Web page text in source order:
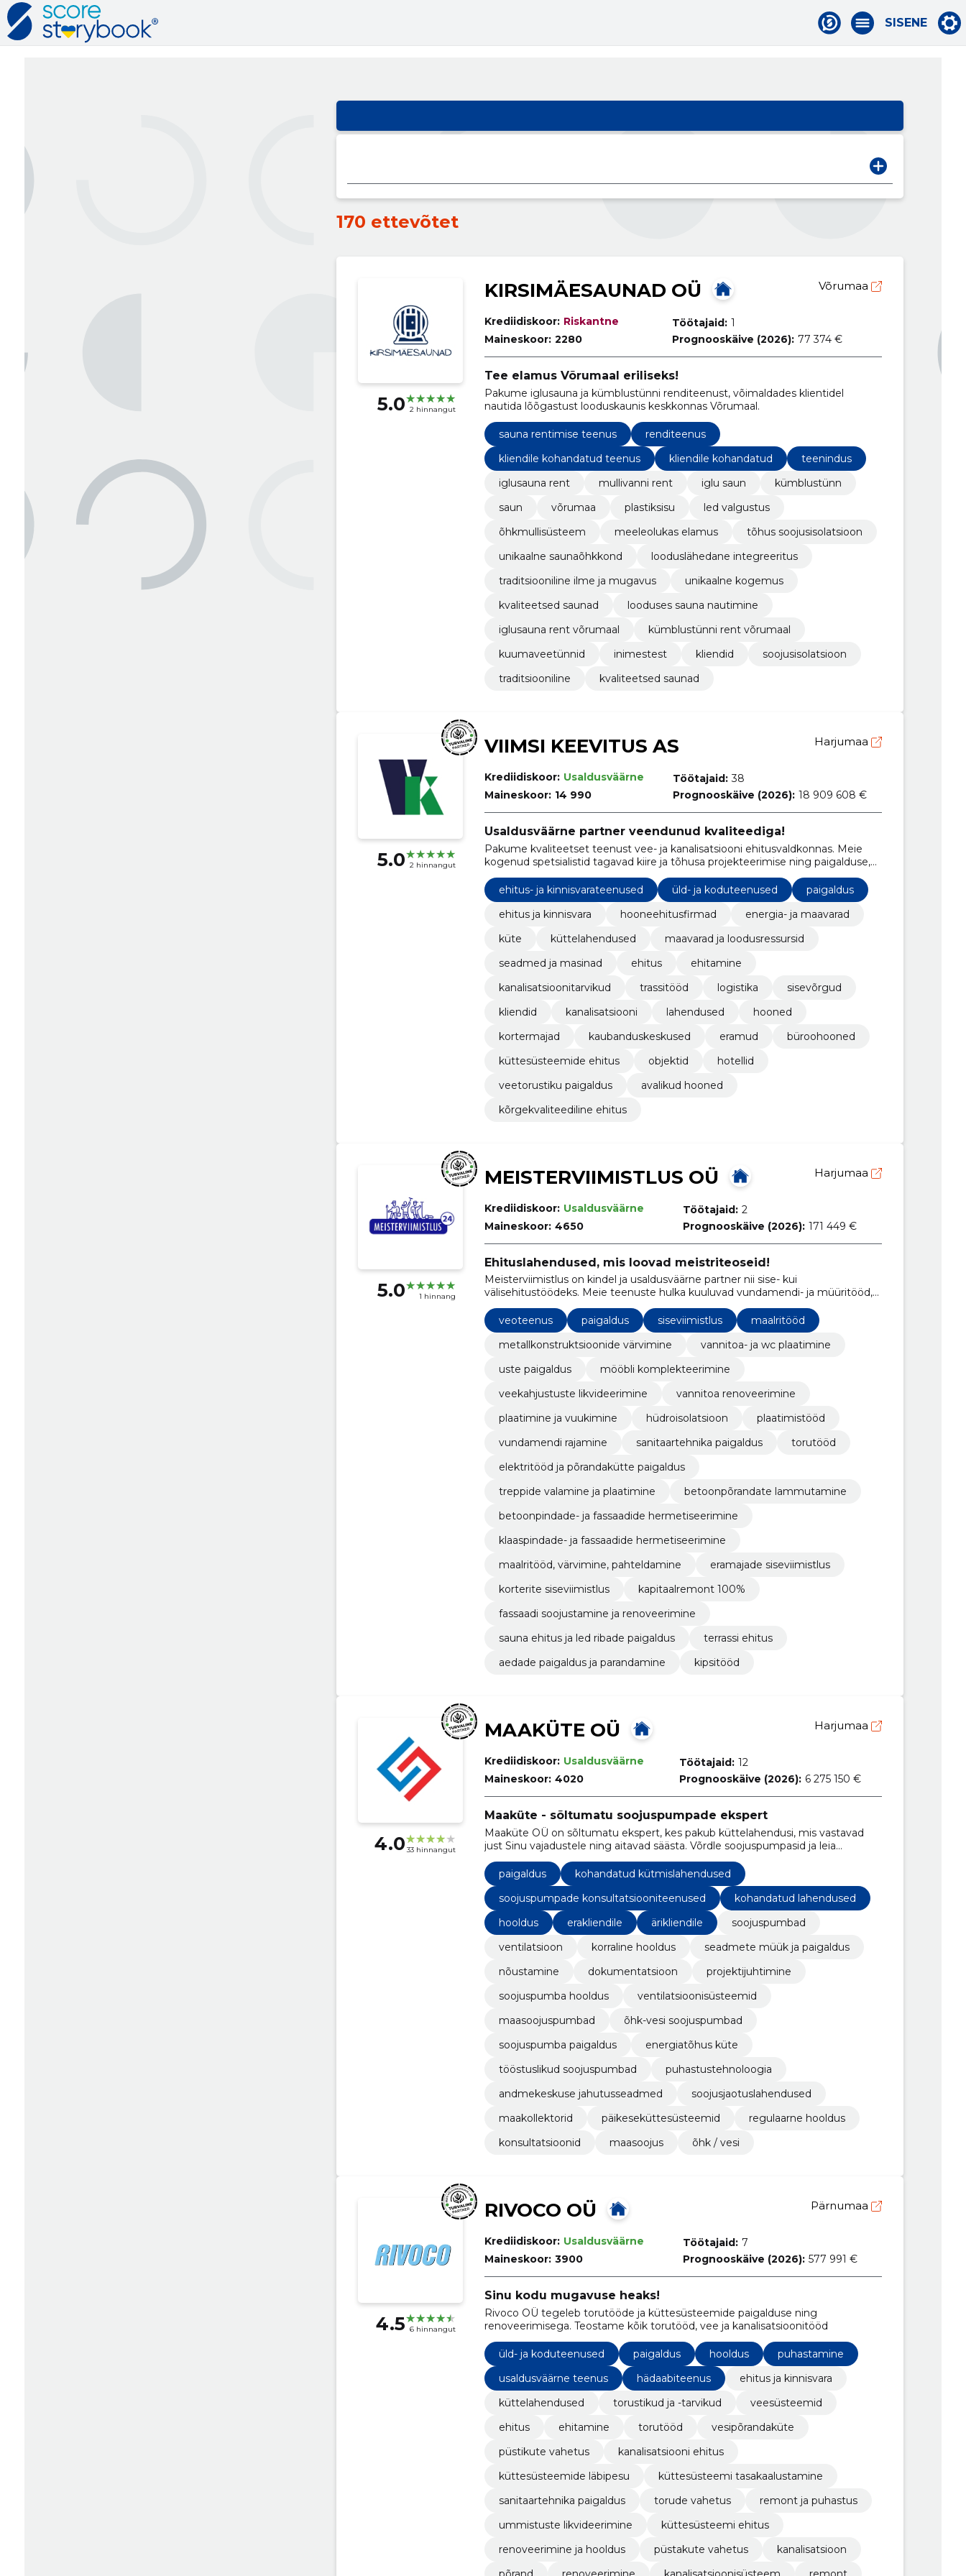
SISENE
170 ettevõtet
5.0 2 hinnangut
KIRSIMÄESAUNAD OÜ Võrumaa
Krediidiskoor: Riskantne
Maineskoor: 2280
Töötajaid: 1
Prognooskäive (2026): 77 374 €
Tee elamus Võrumaal eriliseks!
Pakume iglusauna ja kümblustünni renditeenust, võimaldades klientidel
nautida lõõgastust looduskaunis keskkonnas Võrumaal.
sauna rentimise teenus
renditeenus
kliendile kohandatud teenus
kliendile kohandatud
teenindus
iglusauna rent
mullivanni rent iglu saun
kümblustünn
saun
võrumaa plastiksisu
led valgustus
õhkmullisüsteem
meeleolukas elamus
tõhus soojusisolatsioon
unikaalne saunaõhkkond
looduslähedane integreeritus
traditsiooniline ilme ja mugavus
unikaalne kogemus
kvaliteetsed saunad
looduses sauna nautimine
iglusauna rent võrumaal
kümblustünni rent võrumaal
kuumaveetünnid
inimestest kliendid
soojusisolatsioon
traditsiooniline
kvaliteetsed saunad
5.0 2 hinnangut
VIIMSI KEEVITUS AS Harjumaa
Krediidiskoor: Usaldusväärne
Maineskoor: 14 990
Töötajaid: 38
Prognooskäive (2026): 18 909 608 €
Usaldusväärne partner veendunud kvaliteediga!
Pakume kvaliteetset teenust vee- ja kanalisatsiooni ehitusvaldkonnas. Meie
kogenud spetsialistid tagavad kiire ja tõhusa projekteerimise ning paigalduse,
ehitus- ja kinnisvarateenused
üld- ja koduteenused
paigaldus
ehitus ja kinnisvara
hooneehitusfirmad
energia- ja maavarad
küte
küttelahendused
maavarad ja loodusressursid
seadmed ja masinad
ehitus
ehitamine
kanalisatsioonitarvikud
trassitööd logistika
sisevõrgud
kliendid
kanalisatsiooni lahendused
hooned
kortermajad
kaubanduskeskused eramud
büroohooned
küttesüsteemide ehitus
objektid
hotellid
veetorustiku paigaldus
avalikud hooned
kõrgekvaliteediline ehitus
5.0 1 hinnang
MEISTERVIIMISTLUS OÜ Harjumaa
Krediidiskoor: Usaldusväärne
Maineskoor: 4650
Töötajaid: 2
Prognooskäive (2026): 171 449 €
Ehituslahendused, mis loovad meistriteoseid!
Meisterviimistlus on kindel ja usaldusväärne partner nii sise- kui
välisehitustöödeks. Meie teenuste hulka kuuluvad vundamendi- ja müüritööd,
siseviimistlustööd ja parketipaigaldus. Meie professionaalne tiim tagab
tipptasemel töö ja klientide rahulolu.
veoteenus paigaldus siseviimistlus
maalritööd
metallkonstruktsioonide värvimine
vannitoa- ja wc plaatimine
uste paigaldus
mööbli komplekteerimine
veekahjustuste likvideerimine
vannitoa renoveerimine
plaatimine ja vuukimine
hüdroisolatsioon
plaatimistööd
vundamendi rajamine
sanitaartehnika paigaldus
torutööd
elektritööd ja põrandakütte paigaldus
treppide valamine ja plaatimine
betoonpõrandate lammutamine
betoonpindade- ja fassaadide hermetiseerimine
klaaspindade- ja fassaadide hermetiseerimine
maalritööd, värvimine, pahteldamine
eramajade siseviimistlus
korterite siseviimistlus
kapitaalremont 100%
fassaadi soojustamine ja renoveerimine
sauna ehitus ja led ribade paigaldus
terrassi ehitus
aedade paigaldus ja parandamine
kipsitööd
4.0 33 hinnangut
MAAKÜTE OÜ Harjumaa
Krediidiskoor: Usaldusväärne
Maineskoor: 4020
Töötajaid: 12
Prognooskäive (2026): 6 275 150 €
Maaküte - sõltumatu soojuspumpade ekspert
Maaküte OÜ on sõltumatu ekspert, kes pakub küttelahendusi, mis vastavad
just Sinu vajadustele ning aitavad säästa. Võrdle soojuspumpasid ja leia
sobivaim.
paigaldus
kohandatud kütmislahendused
soojuspumpade konsultatsiooniteenused
kohandatud lahendused
hooldus
erakliendile ärikliendile
soojuspumbad
ventilatsioon
korraline hooldus
seadmete müük ja paigaldus
nõustamine
dokumentatsioon
projektijuhtimine
soojuspumba hooldus
ventilatsioonisüsteemid
maasoojuspumbad
õhk-vesi soojuspumbad
soojuspumba paigaldus
energiatõhus küte
tööstuslikud soojuspumbad
puhastustehnoloogia
andmekeskuse jahutusseadmed
soojusjaotuslahendused
maakollektorid
päikeseküttesüsteemid
regulaarne hooldus
konsultatsioonid
maasoojus õhk / vesi
4.5 6 hinnangut
RIVOCO OÜ Pärnumaa
Krediidiskoor: Usaldusväärne
Maineskoor: 3900
Töötajaid: 7
Prognooskäive (2026): 577 991 €
Sinu kodu mugavuse heaks!
Rivoco OÜ tegeleb torutööde ja küttesüsteemide paigalduse ning
renoveerimisega. Teostame kõik torutööd, vee ja kanalisatsioonitööd
üld- ja koduteenused paigaldus hooldus
puhastamine
usaldusväärne teenus
hädaabiteenus
ehitus ja kinnisvara
küttelahendused
torustikud ja -tarvikud
veesüsteemid
ehitus
ehitamine torutööd
vesipõrandaküte
püstikute vahetus
kanalisatsiooni ehitus
küttesüsteemide läbipesu
küttesüsteemi tasakaalustamine
sanitaartehnika paigaldus
torude vahetus
remont ja puhastus
ummistuste likvideerimine
küttesüsteemi ehitus
renoveerimine ja hooldus
püstakute vahetus
kanalisatsioon